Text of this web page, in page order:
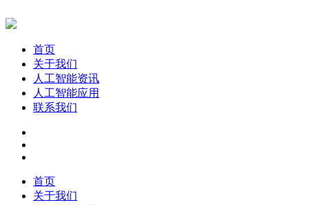
首页
关于我们
人工智能资讯
人工智能应用
联系我们
首页
关于我们